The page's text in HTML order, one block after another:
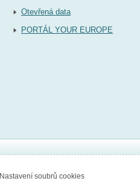
Otevřená data
PORTÁL YOUR EUROPE
Nastavení soubrů cookies